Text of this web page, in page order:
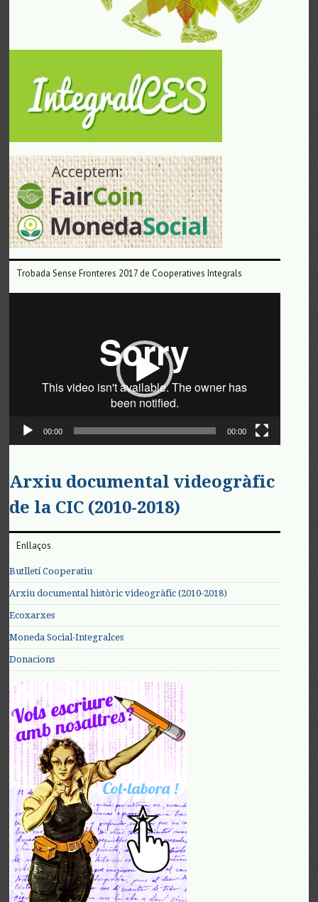
Trobada Sense Fronteres 2017 de Cooperatives Integrals
00:00 00:00
Arxiu documental videogràfic
de la CIC (2010-2018)
Enllaços
Butlletí Cooperatiu
Arxiu documental històric videogràfic (2010-2018)
Ecoxarxes
Moneda Social-Integralces
Donacions